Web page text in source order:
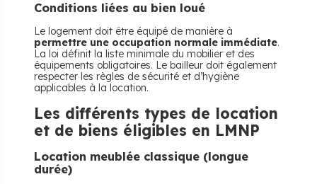
Conditions liées au bien loué
Le logement doit être équipé de manière à
permettre une occupation normale immédiate.
La loi définit la liste minimale du mobilier et des
équipements obligatoires. Le bailleur doit également
respecter les règles de sécurité et d’hygiène
applicables à la location.
​Les différents types de location
et de biens éligibles en LMNP
​Location meublée classique (longue
durée)